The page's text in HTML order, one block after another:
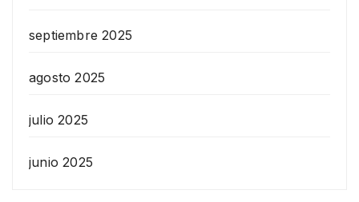
septiembre 2025
agosto 2025
julio 2025
junio 2025